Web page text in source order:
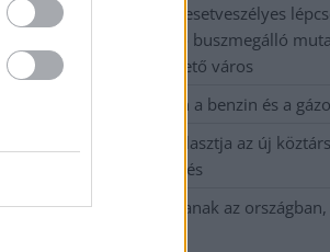
Csendélet 5.0: alig balesetveszélyes
remek állapotban levő buszmegálló
Szolnok mennyire élhető város
Pénteken újra csökken a benzin és a
Napokon belül megválasztja az új
elnököt az Országgyűlés
Kiterjedt tüzek pusztítanak az